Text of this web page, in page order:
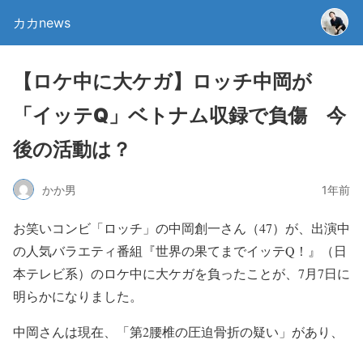
カカnews
【ロケ中に大ケガ】ロッチ中岡が
「イッテQ」ベトナム収録で負傷 今
後の活動は？
かか男 1年前
お笑いコンビ「ロッチ」の中岡創一さん（47）が、 出演中
の人気バラエティ番組『世界の果てまでイッテQ！』（日
本テレビ系）のロケ中に大ケガを負ったことが、 7月7日に
明らかになりました。
中岡さんは現在、「第2腰椎の圧迫骨折の疑い」があり、